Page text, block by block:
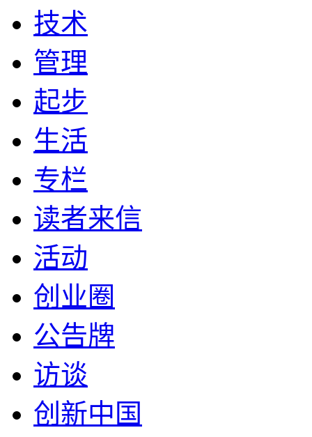
技术
管理
起步
生活
专栏
读者来信
活动
创业圈
公告牌
访谈
创新中国